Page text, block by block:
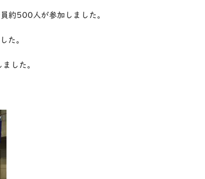
約500人が参加しました。
た。
した。